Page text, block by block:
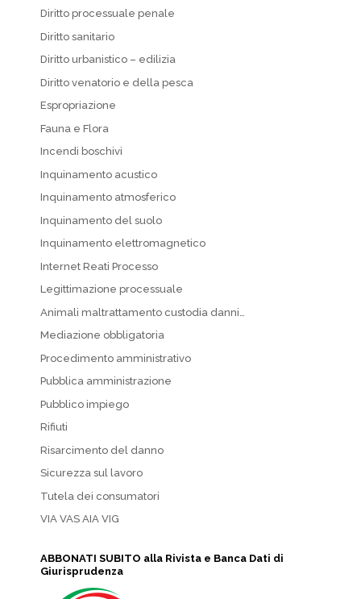
Diritto processuale penale
Diritto sanitario
Diritto urbanistico – edilizia
Diritto venatorio e della pesca
Espropriazione
Fauna e Flora
Incendi boschivi
Inquinamento acustico
Inquinamento atmosferico
Inquinamento del suolo
Inquinamento elettromagnetico
Internet Reati Processo
Legittimazione processuale
Animali maltrattamento custodia danni…
Mediazione obbligatoria
Procedimento amministrativo
Pubblica amministrazione
Pubblico impiego
Rifiuti
Risarcimento del danno
Sicurezza sul lavoro
Tutela dei consumatori
VIA VAS AIA VIG
ABBONATI SUBITO alla Rivista e Banca Dati di
Giurisprudenza